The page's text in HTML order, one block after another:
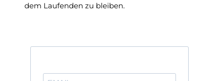
dem Laufenden zu bleiben.